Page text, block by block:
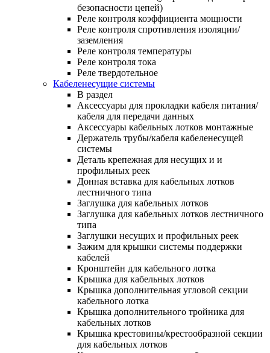
безопасности цепей)
Реле контроля коэффициента мощности
Реле контроля спротивления изоляции/
заземления
Реле контроля температуры
Реле контроля тока
Реле твердотельное
Кабеленесущие системы
В раздел
Аксессуары для прокладки кабеля питания/
кабеля для передачи данных
Аксессуары кабельных лотков монтажные
Держатель трубы/кабеля кабеленесущей
системы
Деталь крепежная для несущих и и
профильных реек
Донная вставка для кабельных лотков
лестничного типа
Заглушка для кабельных лотков
Заглушка для кабельных лотков лестничного
типа
Заглушки несущих и профильных реек
Зажим для крышки системы поддержки
кабелей
Кронштейн для кабельного лотка
Крышка для кабельных лотков
Крышка дополнительная угловой секции
кабельного лотка
Крышка дополнительного тройника для
кабельных лотков
Крышка крестовины/крестообразной секции
для кабельных лотков